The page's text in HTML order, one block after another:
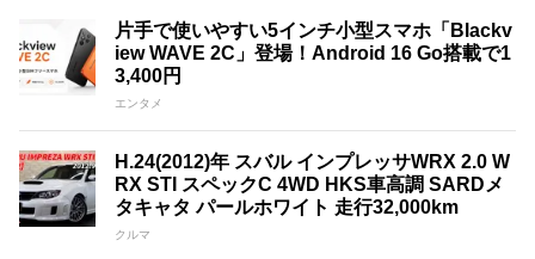
片手で使いやすい5インチ小型スマホ「Blackv
iew WAVE 2C」登場！Android 16 Go搭載で1
3,400円
エンタメ
H.24(2012)年 スバル インプレッサWRX 2.0 W
RX STI スペックC 4WD HKS車高調 SARDメ
タキャタ パールホワイト 走行32,000km
クルマ